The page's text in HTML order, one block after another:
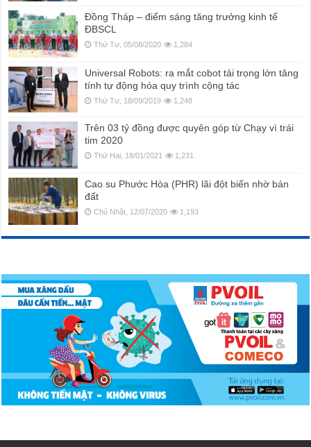
Đồng Tháp – điểm sáng tăng trưởng kinh tế
ĐBSCL
Thứ Tư, 05/08/2020 1,284
Universal Robots: ra mắt cobot tải trọng lớn tăng
tính tự động hóa quy trình cộng tác
Thứ Tư, 18/09/2019 1,248
Trên 03 tỷ đồng được quyên góp từ Chạy vì trái
tim 2020
Thứ Hai, 18/01/2021 1,231
Cao su Phước Hòa (PHR) lãi đột biến nhờ bán
đất
Chủ Nhật, 12/07/2020 1,193